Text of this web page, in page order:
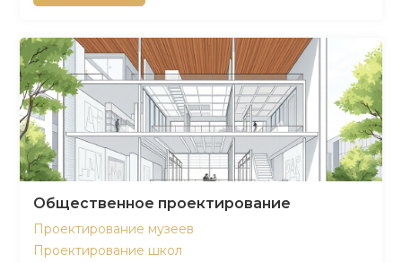
Общественное проектирование
Проектирование музеев
Проектирование школ